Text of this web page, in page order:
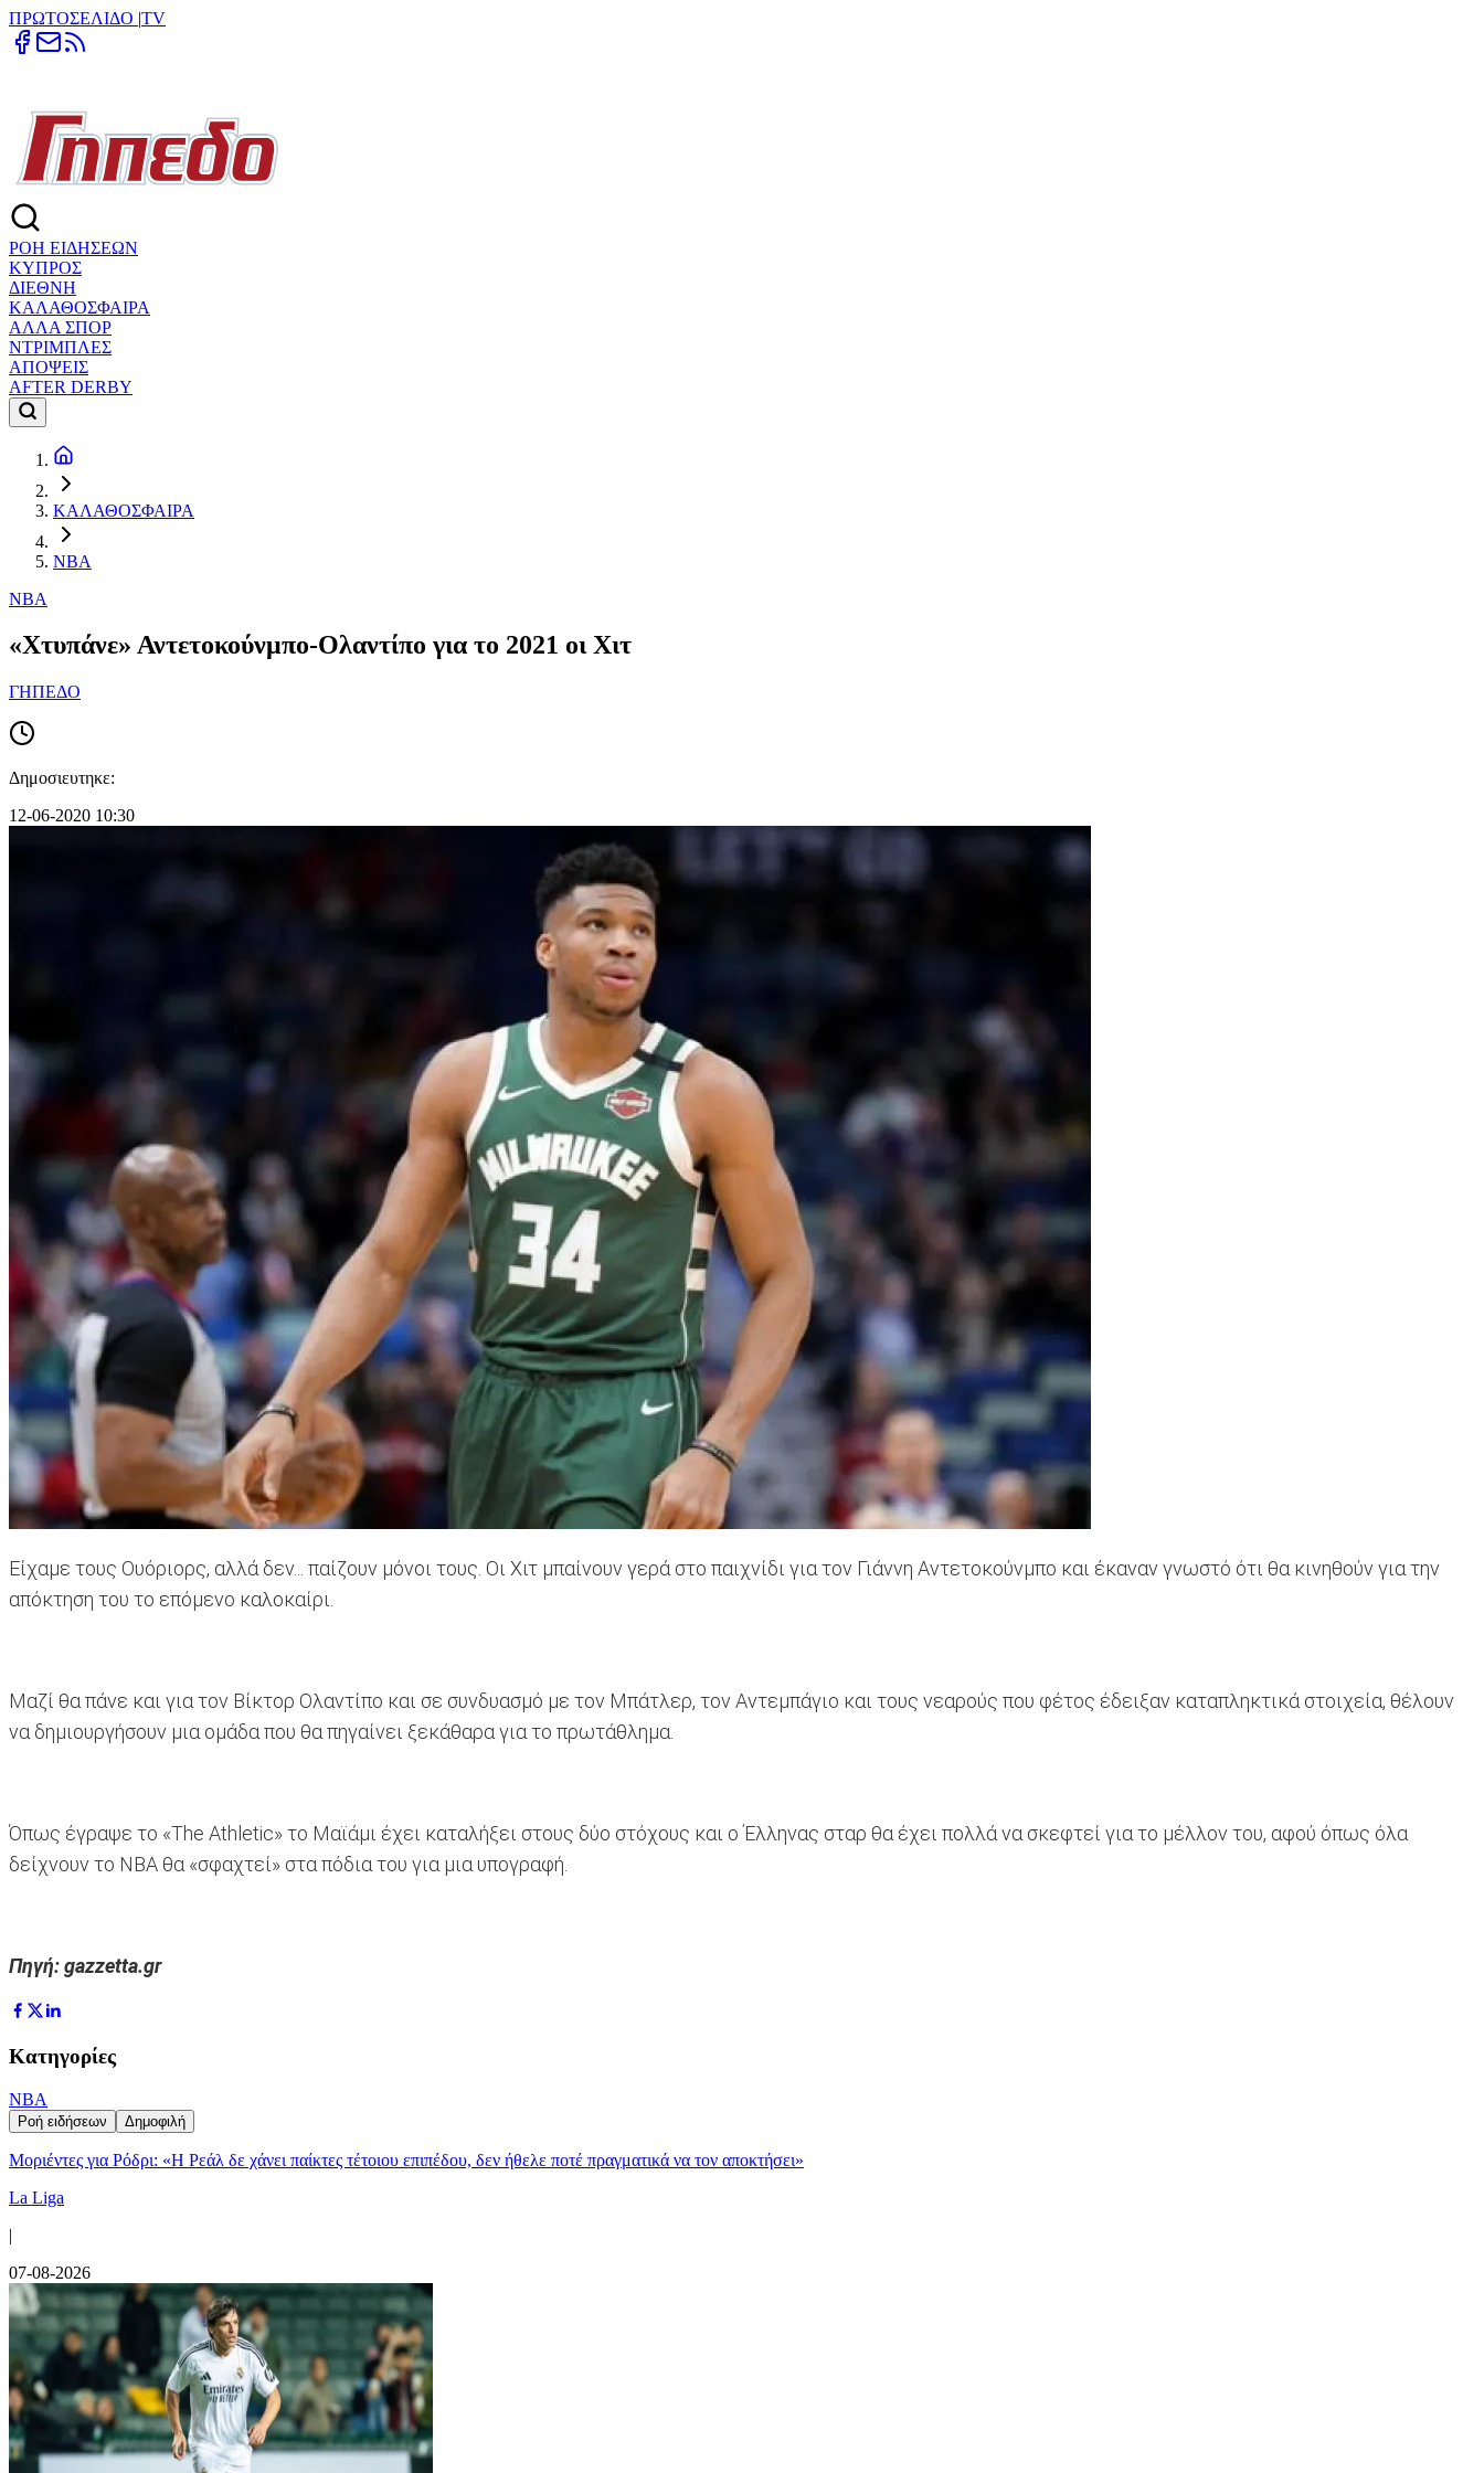
ΠΡΩΤΟΣΕΛΙΔΟ |TV
ΡΟΗ ΕΙΔΗΣΕΩΝ
ΚΥΠΡΟΣ
ΔΙΕΘΝΗ
ΚΑΛΑΘΟΣΦΑΙΡΑ
ΑΛΛΑ ΣΠΟΡ
ΝΤΡΙΜΠΛΕΣ
ΑΠΟΨΕΙΣ
AFTER DERBY
ΚΑΛΑΘΟΣΦΑΙΡΑ
NBA
NBA
«Χτυπάνε» Αντετοκούνμπο-Ολαντίπο για το 2021 οι Χιτ
ΓΗΠΕΔΟ
Δημοσιευτηκε:
12-06-2020 10:30
Είχαμε τους Ουόριορς, αλλά δεν... παίζουν μόνοι τους. Οι Χιτ μπαίνουν γερά στο παιχνίδι για τον Γιάννη Αντετοκούνμπο και έκαναν γνωστό ότι θα κινηθούν για την
απόκτηση του το επόμενο καλοκαίρι.
Μαζί θα πάνε και για τον Βίκτορ Ολαντίπο και σε συνδυασμό με τον Μπάτλερ, τον Αντεμπάγιο και τους νεαρούς που φέτος έδειξαν καταπληκτικά στοιχεία, θέλουν
να δημιουργήσουν μια ομάδα που θα πηγαίνει ξεκάθαρα για το πρωτάθλημα.
Όπως έγραψε το «The Athletic» το Μαϊάμι έχει καταλήξει στους δύο στόχους και ο Έλληνας σταρ θα έχει πολλά να σκεφτεί για το μέλλον του, αφού όπως όλα
δείχνουν το ΝΒΑ θα «σφαχτεί» στα πόδια του για μια υπογραφή.
Πηγή: gazzetta.gr
Κατηγορίες
NBA
Ροή ειδήσεων Δημοφιλή
Μοριέντες για Ρόδρι: «Η Ρεάλ δε χάνει παίκτες τέτοιου επιπέδου, δεν ήθελε ποτέ πραγματικά να τον αποκτήσει»
La Liga
|
07-08-2026